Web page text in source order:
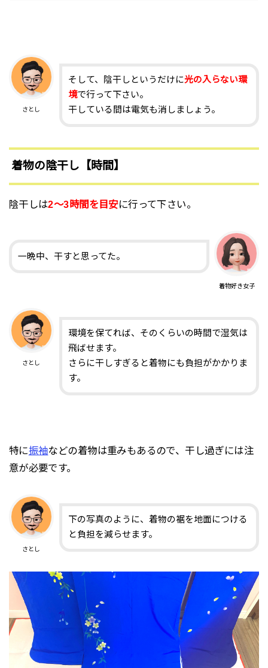
さとし
そして、陰干しというだけに光の入らない環
境で行って下さい。
干している間は電気も消しましょう。
着物の陰干し【時間】
陰干しは2〜3時間を目安に行って下さい。
着物好き女子
一晩中、干すと思ってた。
さとし
環境を保てれば、そのくらいの時間で湿気は
飛ばせます。
さらに干しすぎると着物にも負担がかかりま
す。
特に振袖などの着物は重みもあるので、干し過ぎには注
意が必要です。
さとし
下の写真のように、着物の裾を地面につける
と負担を減らせます。